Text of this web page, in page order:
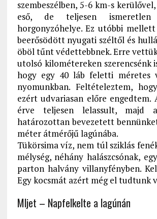
szembeszélben, 5-6 km-s
eső, de teljesen ismeretlen
horgonyzóhelye. Ez utóbbi
beerősödött nyugati széltől és
öböl tűnt védettebbnek. Erre
utolsó kilométereken szerencsénk
hogy egy 40 láb feletti méretes
nyomunkban. Feltételeztem,
ezért udvariasan előre engedtem.
érve teljesen lelassult, majd
határozottan bevezetett
méter átmérőjű lagúnába.
Tükörsima víz, nem túl sziklás
mélység, néhány halászcsónak,
parton halvány villanyfényben.
Egy kocsmát azért még el tudtunk
Mljet – Napfelkelte a lagúnán